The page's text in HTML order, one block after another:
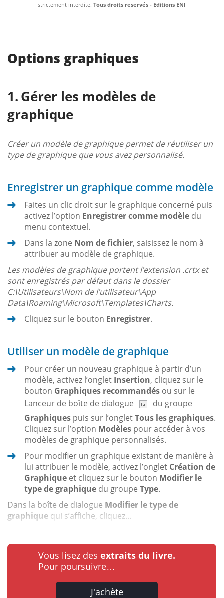
strictement interdite. Tous droits reservés - Editions ENI
Options graphiques
Gérer les modèles de
graphique
Créer un modèle de graphique permet de réutiliser un
type de graphique que vous avez personnalisé.
Enregistrer un graphique comme modèle
Faites un clic droit sur le graphique concerné puis
activez l’option Enregistrer comme modèle du
menu contextuel.
Dans la zone Nom de fichier, saisissez le nom à
attribuer au modèle de graphique.
Les modèles de graphique portent l’extension .crtx et
sont enregistrés par défaut dans le dossier
C:\Utilisateurs\Nom de l’utilisateur\App
Data\Roaming\Microsoft\Templates\Charts.
Cliquez sur le bouton Enregistrer.
Utiliser un modèle de graphique
Pour créer un nouveau graphique à partir d’un
modèle, activez l’onglet Insertion, cliquez sur le
bouton Graphiques recommandés ou sur le
Lanceur de boîte de dialogue
du groupe
Graphiques puis sur l’ongletTous les graphiques.
Cliquez sur l’option Modèles pour accéder à vos
modèles de graphique personnalisés.
Pour modifier un graphique existant de manière à
lui attribuer le modèle, activez l’onglet Création de
Graphique et cliquez sur le bouton Modifier le
type de graphique du groupe Type.
Dans la boîte de dialogue Modifier le type de
graphique qui s’affiche, cliquez...
Vous lisez des extraits du livre.
Pour poursuivre…
J'achète